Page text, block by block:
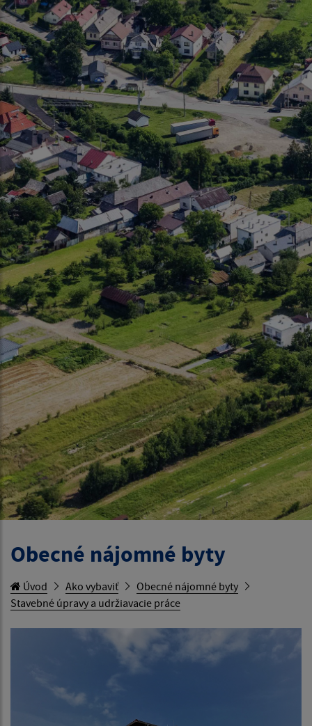
Obecné nájomné byty
Úvod Ako vybaviť
Obecné nájomné byty
Stavebné úpravy a udržiavacie práce